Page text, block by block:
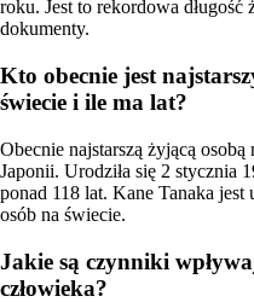
roku. Jest to rekordowa
dokumenty.
Kto obecnie jest
świecie i ile ma lat?
Obecnie najstarszą żyjącą
Japonii. Urodziła się 2 stycznia
ponad 118 lat. Kane Tanaka jest
osób na świecie.
Jakie są czynniki
człowieka?